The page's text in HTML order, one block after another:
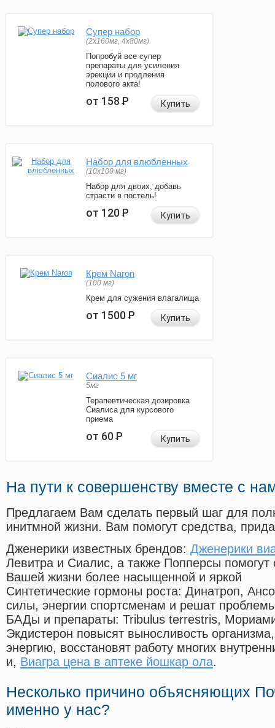
Супер набор
(2х160мг, 4х80мг)
Попробуй все супер
препараты для усиления
эрекции и продления
полового акта!
от 158Р Купить
Набор для влюбленных
(10х100 мг)
Набор для двоих, добавь
страсти в постель!
от 120Р Купить
Крем Naron
(100 мг)
Крем для сужения влагалища
от 1500Р Купить
Сиалис 5 мг
5мг
Терапевтическая дозировка
Сиалиса для курсового
приема
от 60Р Купить
На пути к совершенству вместе с
Предлагаем Вам сделать первый шаг для
инитмной жизни. Вам помогут средства,
Дженерики известных брендов: Дженерики
Левитра и Сиалис, а также Попперсы помогут
Вашей жизни более насыщенной и яркой
Синтетические гормоны роста: Динатроп,
силы, энергии спортсменам и решат
БАДы и препараты: Tribulus terrestris,
Экдистерон повысят выносливость
энергию, восстановят работу многих
и, Виагра цена в аптеке йошкар ола.
Несколько причино объясняющих
именно у нас?